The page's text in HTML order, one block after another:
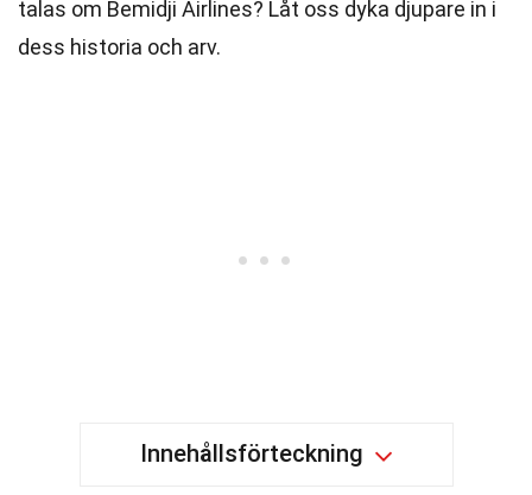
talas om Bemidji Airlines? Låt oss dyka djupare in i
dess historia och arv.
Innehållsförteckning